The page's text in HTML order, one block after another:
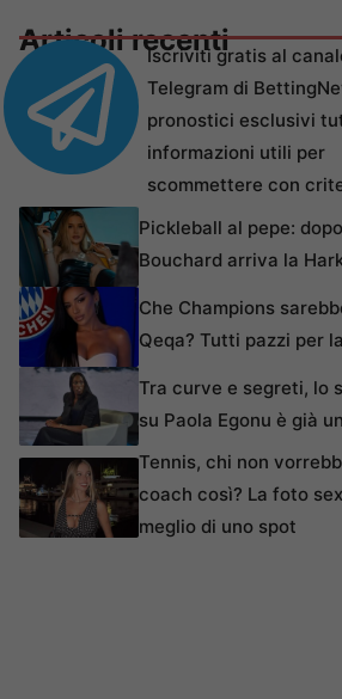
Articoli recenti
Iscriviti gratis al
Telegram di
pronostici esclusivi
informazioni utili per
scommettere con
Pickleball al pepe:
Bouchard arriva la
Che Champions
Qeqa? Tutti pazzi per
Tra curve e segreti, lo
su Paola Egonu è già
Tennis, chi non
coach così? La foto
meglio di uno spot